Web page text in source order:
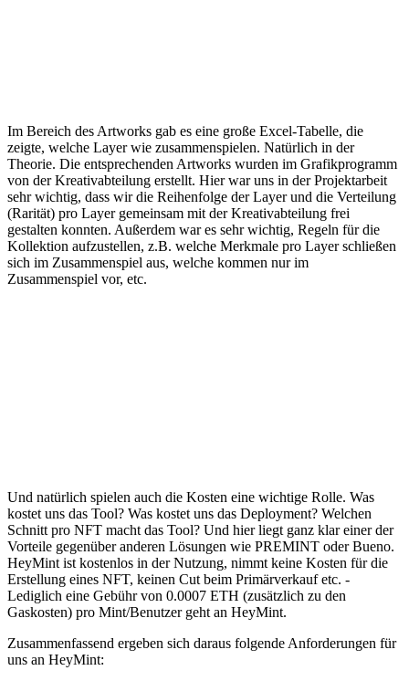
Im Bereich des Artworks gab es eine große Excel-Tabelle, die
zeigte, welche Layer wie zusammenspielen. Natürlich in der
Theorie. Die entsprechenden Artworks wurden im Grafikprogramm
von der Kreativabteilung erstellt. Hier war uns in der Projektarbeit
sehr wichtig, dass wir die Reihenfolge der Layer und die Verteilung
(Rarität) pro Layer gemeinsam mit der Kreativabteilung frei
gestalten konnten. Außerdem war es sehr wichtig, Regeln für die
Kollektion aufzustellen, z.B. welche Merkmale pro Layer schließen
sich im Zusammenspiel aus, welche kommen nur im
Zusammenspiel vor, etc.
Und natürlich spielen auch die Kosten eine wichtige Rolle. Was
kostet uns das Tool? Was kostet uns das Deployment? Welchen
Schnitt pro NFT macht das Tool? Und hier liegt ganz klar einer der
Vorteile gegenüber anderen Lösungen wie PREMINT oder Bueno.
HeyMint ist kostenlos in der Nutzung, nimmt keine Kosten für die
Erstellung eines NFT, keinen Cut beim Primärverkauf etc. -
Lediglich eine Gebühr von 0.0007 ETH (zusätzlich zu den
Gaskosten) pro Mint/Benutzer geht an HeyMint.
Zusammenfassend ergeben sich daraus folgende Anforderungen für
uns an HeyMint: